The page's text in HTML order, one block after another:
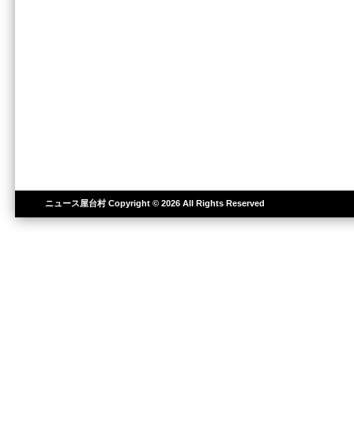
ニュース屋台村Copyright © 2026 All Rights Reserved